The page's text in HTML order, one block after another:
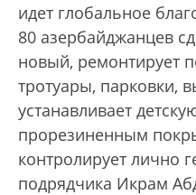
идет глобальное
80 азербайджанцев
новый, ремонтирует
тротуары, парковки,
устанавливает
прорезиненным
контролирует лично
подрядчика Икрам